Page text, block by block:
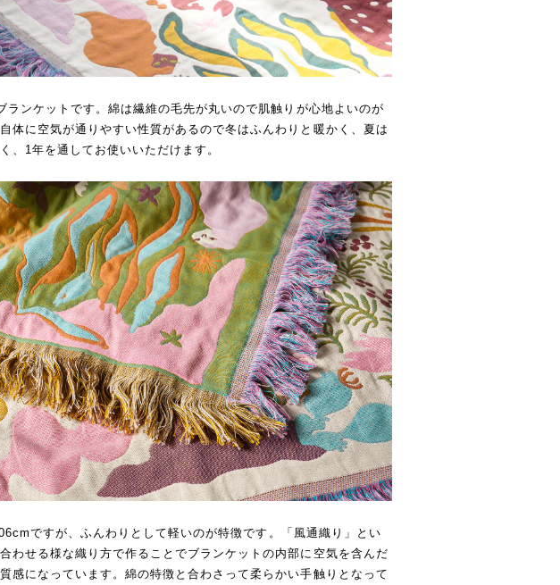
ランケットです。綿は繊維の毛先が丸いので肌触りが心地よいのが
体に空気が通りやすい性質があるので冬はふんわりと暖かく、夏は
、1年を通してお使いいただけます。
ですが、ふんわりとして軽いのが特徴です。「風通織り」とい
わせる様な織り方で作ることでブランケットの内部に空気を含んだ
感になっています。綿の特徴と合わさって柔らかい手触りとなって